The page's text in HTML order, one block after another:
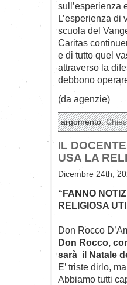
sull’esperienza
L’esperienza di
scuola del
Caritas
e di tutto quel
attraverso la
debbono
(da agenzie)
argomento:
IL
USA LA
Dicembre 24th,
“FANNO
RELIGIOSA
Don Rocco
Don Rocco,
sarà il Natale
E’ triste dirlo,
Abbiamo tutti